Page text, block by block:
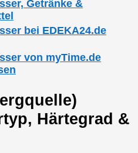
Getränke &
bei EDEKA24.de
von myTime.de
Härtegrad &